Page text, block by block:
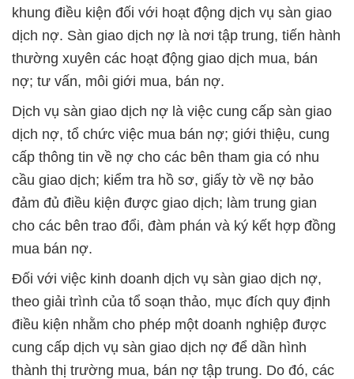
khung điều kiện đối với hoạt động dịch vụ sàn giao
dịch nợ. Sàn giao dịch nợ là nơi tập trung, tiến hành
thường xuyên các hoạt động giao dịch mua, bán
nợ; tư vấn, môi giới mua, bán nợ.
Dịch vụ sàn giao dịch nợ là việc cung cấp sàn giao
dịch nợ, tổ chức việc mua bán nợ; giới thiệu, cung
cấp thông tin về nợ cho các bên tham gia có nhu
cầu giao dịch; kiểm tra hồ sơ, giấy tờ về nợ bảo
đảm đủ điều kiện được giao dịch; làm trung gian
cho các bên trao đổi, đàm phán và ký kết hợp đồng
mua bán nợ.
Đối với việc kinh doanh dịch vụ sàn giao dịch nợ,
theo giải trình của tổ soạn thảo, mục đích quy định
điều kiện nhằm cho phép một doanh nghiệp được
cung cấp dịch vụ sàn giao dịch nợ để dần hình
thành thị trường mua, bán nợ tập trung. Do đó, các